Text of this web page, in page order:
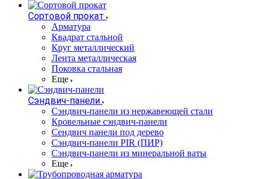
Сортовой прокат
Арматура
Квадрат стальной
Круг металлический
Лента металлическая
Поковка стальная
Еще
Сэндвич-панели
Cэндвич-панели из нержавеющей стали
Кровельные сэндвич-панели
Сендвич панели под дерево
Сэндвич-панели PIR (ПИР)
Сэндвич-панели из минеральной ваты
Еще